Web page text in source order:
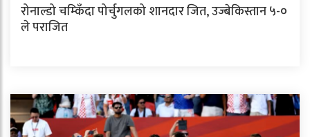
रोनाल्डो चम्किँदा पोर्चुगलको शानदार जित, उज्बेकिस्तान ५-०
ले पराजित